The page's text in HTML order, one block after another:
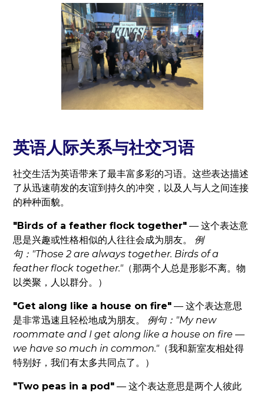
英语人际关系与社交习语
社交生活为英语带来了最丰富多彩的习语。这些表达描述
了从迅速萌发的友谊到持久的冲突，以及人与人之间连接
的种种面貌。
"Birds of a feather flock together" — 这个表达意
思是兴趣或性格相似的人往往会成为朋友。 例
句："Those 2 are always together. Birds of a
feather flock together."（那两个人总是形影不离。物
以类聚，人以群分。）
"Get along like a house on fire" — 这个表达意思
是非常迅速且轻松地成为朋友。 例句："My new
roommate and I get along like a house on fire —
we have so much in common."（我和新室友相处得
特别好，我们有太多共同点了。）
"Two peas in a pod" — 这个表达意思是两个人彼此